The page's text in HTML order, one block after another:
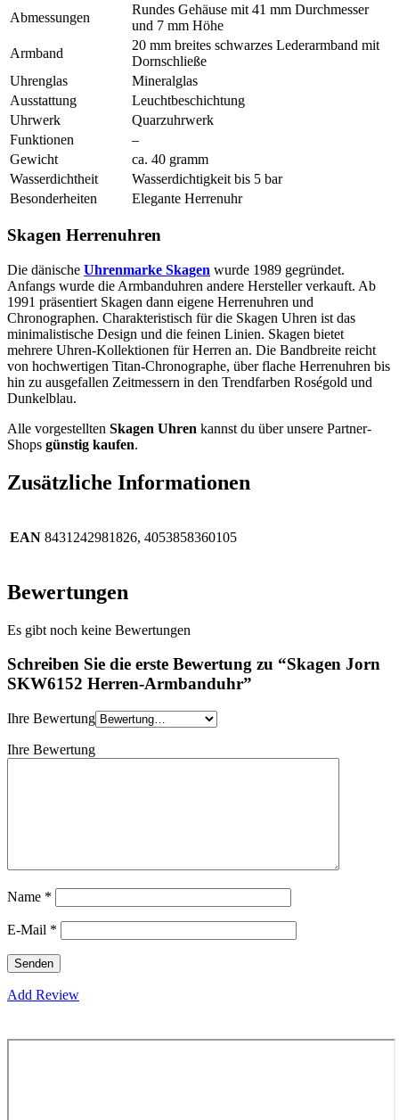
Abmessungen
Rundes Gehäuse mit 41 mm Durchmesser
und 7 mm Höhe
Armband
20 mm breites schwarzes Lederarmband mit
Dornschließe
Uhrenglas
Mineralglas
Ausstattung
Leuchtbeschichtung
Uhrwerk
Quarzuhrwerk
Funktionen
–
Gewicht
ca. 40 gramm
Wasserdichtheit
Wasserdichtigkeit bis 5 bar
Besonderheiten
Elegante Herrenuhr
Skagen Herrenuhren
Die dänische Uhrenmarke Skagen wurde 1989 gegründet.
Anfangs wurde die Armbanduhren andere Hersteller verkauft. Ab
1991 präsentiert Skagen dann eigene Herrenuhren und
Chronographen. Charakteristisch für die Skagen Uhren ist das
minimalistische Design und die feinen Linien. Skagen bietet
mehrere Uhren-Kollektionen für Herren an. Die Bandbreite reicht
von hochwertigen Titan-Chronographe, über flache Herrenuhren bis
hin zu ausgefallen Zeitmessern in den Trendfarben Roségold und
Dunkelblau.
Alle vorgestellten Skagen Uhren kannst du über unsere Partner-
Shops günstig kaufen.
Zusätzliche Informationen
EAN 8431242981826, 4053858360105
Bewertungen
Es gibt noch keine Bewertungen
Schreiben Sie die erste Bewertung zu “Skagen Jorn
SKW6152 Herren-Armbanduhr”
Ihre Bewertung
Ihre Bewertung
Name *
E-Mail *
Add Review